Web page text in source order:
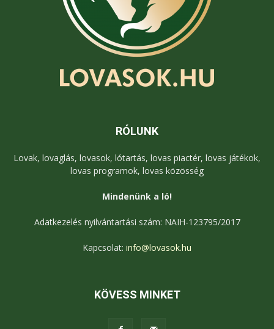
RÓLUNK
Lovak, lovaglás, lovasok, lótartás, lovas piactér, lovas játékok,
lovas programok, lovas közösség
Mindenünk a ló!
Adatkezelés nyilvántartási szám: NAIH-123795/2017
Kapcsolat: info@lovasok.hu
KÖVESS MINKET